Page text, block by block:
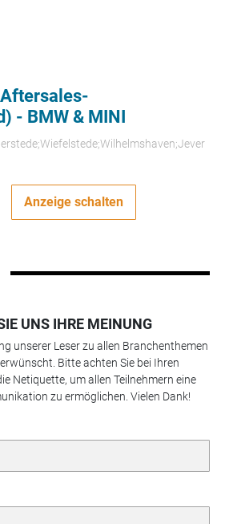
- BMW & MINI
Anzeige schalten
UNS IHRE MEINUNG
unserer Leser zu allen Branchenthemen
Bitte achten Sie bei Ihren
Netiquette, um allen Teilnehmern eine
zu ermöglichen. Vielen Dank!